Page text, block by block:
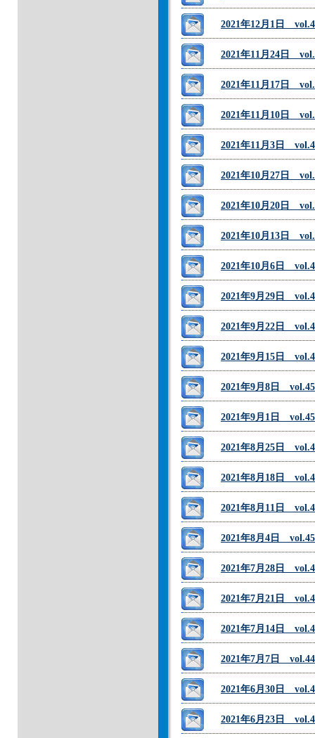
2021年12月1日
2021年11月24日
2021年11月17日
2021年11月10日
2021年11月3日
2021年10月27日
2021年10月20日
2021年10月13日
2021年10月6日
2021年9月29日
2021年9月22日
2021年9月15日
2021年9月8日
2021年9月1日
2021年8月25日
2021年8月18日
2021年8月11日
2021年8月4日
2021年7月28日
2021年7月21日
2021年7月14日
2021年7月7日
2021年6月30日
2021年6月23日